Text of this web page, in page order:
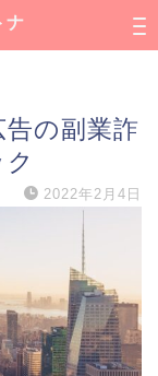
ナ
の副業詐
2022年2月4日